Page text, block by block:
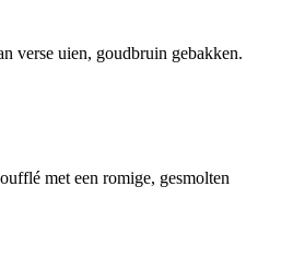
verse uien, goudbruin gebakken.
met een romige, gesmolten